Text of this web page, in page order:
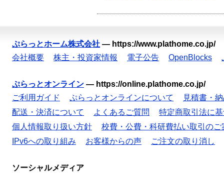
ぷらっとホーム株式会社 — https://www.plathome.co.jp/
会社概要
株主・投資家情報 電子公告 OpenBlocks
ぷらっとオンライン — https://online.plathome.co.jp/
ご利用ガイド
ぷらっとオンラインについて
見積書・
配送・決済について
よくあるご質問
特定商取引法に
個人情報取り扱い方針
校費・公費・科研費払い取引のご
IPv6への取り組み
お客様からの声 ご注文の取り消し
ソーシャルメディア